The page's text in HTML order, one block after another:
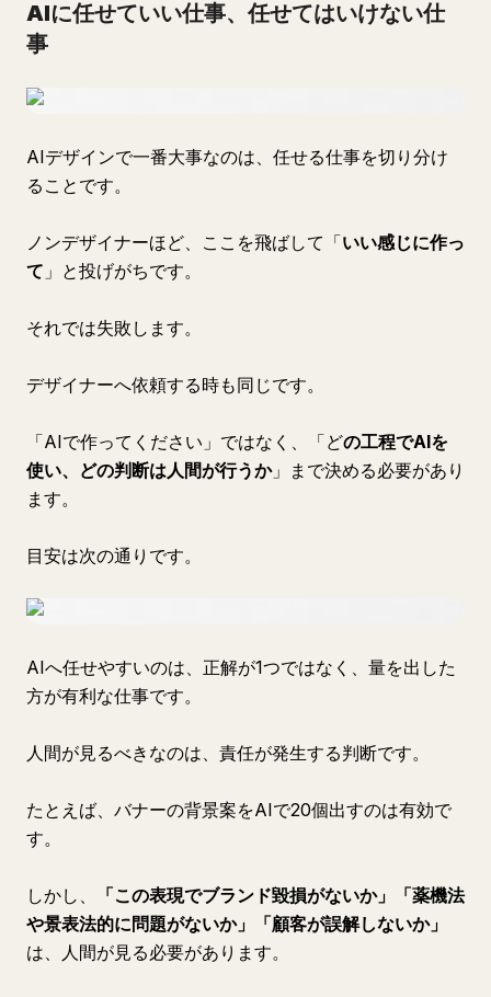
AIに任せていい仕事、任せてはいけない仕
事
AIデザインで一番大事なのは、任せる仕事を切り分け
ることです。
ノンデザイナーほど、ここを飛ばして「いい感じに作っ
て 」と投げがちです。
それでは失敗します。
デザイナーへ依頼する時も同じです。
「AIで作ってください」ではなく、「どの工程でAIを
使い、どの判断は人間が行うか」まで決める必要があり
ます。
目安は次の通りです。
AIへ任せやすいのは、正解が1つではなく、量を出した
方が有利な仕事です。
人間が見るべきなのは、責任が発生する判断です。
たとえば、バナーの背景案をAIで20個出すのは有効で
す。
しかし、
「この表現でブランド毀損がないか」「薬機法
や景表法的に問題がないか」「顧客が誤解しないか」
は、人間が見る必要があります。